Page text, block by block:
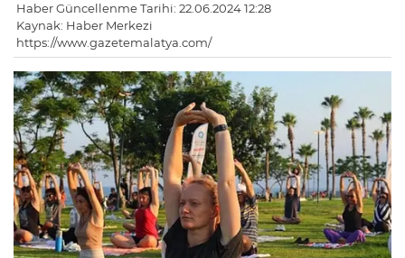
Haber Güncellenme Tarihi: 22.06.2024 12:28
Kaynak: Haber Merkezi
https://www.gazetemalatya.com/